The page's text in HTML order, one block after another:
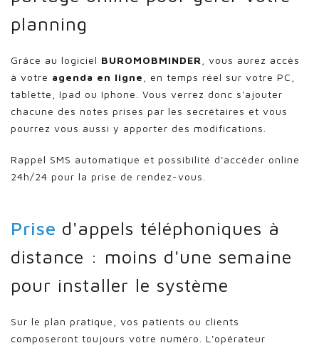
planning
Grâce au logiciel BUROMOBMINDER
, vous aurez accès
à votre agenda en ligne
, en temps réel sur votre PC,
tablette, Ipad ou Iphone. Vous verrez donc s'ajouter
chacune des notes prises par les secrétaires et vous
pourrez vous aussi y apporter des modifications.
Rappel SMS automatique et possibilité d'accéder online
24h/24 pour la prise de rendez-vous.
Prise d'appels téléphoniques à
distance : moins d'une semaine
pour installer le système
Sur le plan pratique, vos patients ou clients
composeront toujours votre numéro. L'opérateur